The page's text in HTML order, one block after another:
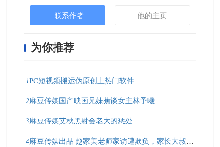
联系作者 他的主页
为你推荐
1PC短视频搬运伪原创上热门软件
2麻豆传媒国产映画兄妹蕉谈女主林予曦
3麻豆传媒艾秋黑射会老大的惩处
4麻豆传媒出品 赵家美老师家访遭欺负，家长大叔好凶猛！